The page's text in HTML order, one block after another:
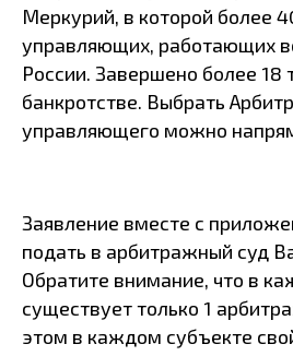
Меркурий, в которой более
управляющих, работающих
России. Завершено более 18
банкротстве. Выбрать
управляющего можно
Заявление вместе с
подать в арбитражный суд
Обратите внимание, что в
существует только 1
этом в каждом субъекте